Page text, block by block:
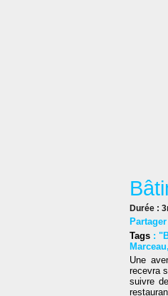
Durée :
Partager
Tags :
Marceau,
Une
recevra
suivre